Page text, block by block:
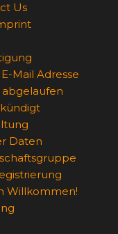
Us
Mail Adresse
Daten
Willkommen!